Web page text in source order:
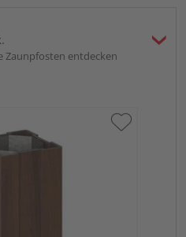
Zaunpfosten entdecken